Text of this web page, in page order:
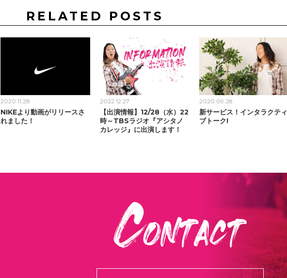
RELATED POSTS
2020.11.28
NIKEより動画がリリースさ
れました！
2022.12.27
【出演情報】12/28（水）22
時～TBSラジオ『アシタノ
カレッジ』に出演します！
2020.09.28
新サービス！インタラクティ
ブトーク!